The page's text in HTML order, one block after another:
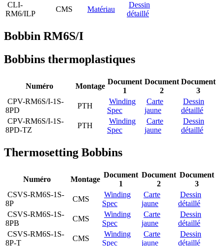
CLI-
RM6/ILP
CMS Matériau
Dessin
détaillé
Bobbin RM6S/I
Bobbins thermoplastiques
Numéro Montage
Document
1
Document
2
Document
3
CPV-RM6S/I-1S-
8PD
PTH
Winding
Spec
Carte
jaune
Dessin
détaillé
CPV-RM6S/I-1S-
8PD-TZ
PTH
Winding
Spec
Carte
jaune
Dessin
détaillé
Thermosetting Bobbins
Numéro Montage
Document
1
Document
2
Document
3
CSVS-RM6S-1S-
8P
CMS
Winding
Spec
Carte
jaune
Dessin
détaillé
CSVS-RM6S-1S-
8PB
CMS
Winding
Spec
Carte
jaune
Dessin
détaillé
CSVS-RM6S-1S-
8P-T
CMS
Winding
Spec
Carte
jaune
Dessin
détaillé